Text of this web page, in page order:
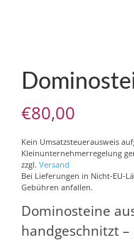
€80,00
Kein Umsatzsteuerausweis
Kleinunternehmerregelung
zzgl. Versand
Bei Lieferungen in Nicht-EU-
Gebühren anfallen.
Dominosteine
handgeschnitzt